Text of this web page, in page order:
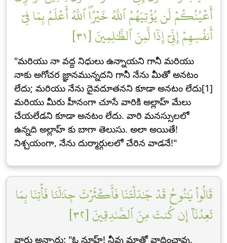
أَعۡيُنُكُمۡ لَن يُؤۡتِيَهُمُ ٱللَّهُ خَيۡرًاۖ ٱللَّهُ أَعۡلَمُ بِمَا فِيٓ
أَنفُسِهِمۡ إِنِّيٓ إِذٗا لَّمِنَ ٱلظَّٰلِمِينَ [٣١]
"మరియు నా వద్ద నిధులు ఉన్నాయని గానీ మరియు
నాకు అగోచర జ్ఞానమున్నదని గానీ నేను మీతో అనటం
లేదు; మరియు నేను దైవదూతనని కూడా అనటం లేదు[1]
మరియు మీరు హీనంగా చూసే వారికి అల్లాహ్ మేలు
చేయలేడని కూడా అనటం లేదు. వారి మనస్సులలో
ఉన్నది అల్లాహ్ కు బాగా తెలుసు. అలా అయితే!
నిశ్చయంగా, నేను దుర్మార్గులలో చేరిన వాడనే!"
قَالُواْ يَٰنُوحُ قَدۡ جَٰدَلۡتَنَا فَأَكۡثَرۡتَ جِدَٰلَنَا فَأۡتِنَا بِمَا
تَعِدُنَآ إِن كُنتَ مِنَ ٱلصَّٰدِقِينَ [٣٢]
వారు అన్నారు: "ఓ నూహ్! నీవు మాతో వాదించావు,